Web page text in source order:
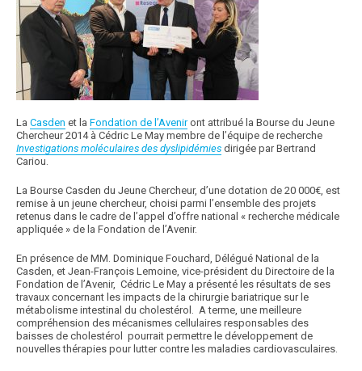
La Casden et la Fondation de l’Aveniront attribué la Bourse du Jeune
Chercheur 2014 à Cédric Le May membre de l’équipe de recherche
Investigations moléculaires des dyslipidémies dirigée par Bertrand
Cariou.
La Bourse Casden du Jeune Chercheur, d’une dotation de 20 000€, est
remise à un jeune chercheur, choisi parmi l’ensemble des projets
retenus dans le cadre de l’appel d’offre national « recherche médicale
appliquée » de la Fondation de l’Avenir.
En présence de MM. Dominique Fouchard, Délégué National de la
Casden, et Jean-François Lemoine, vice-président du Directoire de la
Fondation de l’Avenir, Cédric Le May a présenté les résultats de ses
travaux concernant les impacts de la chirurgie bariatrique sur le
métabolisme intestinal du cholestérol. A terme, une meilleure
compréhension des mécanismes cellulaires responsables des
baisses de cholestérol pourrait permettre le développement de
nouvelles thérapies pour lutter contre les maladies cardiovasculaires.